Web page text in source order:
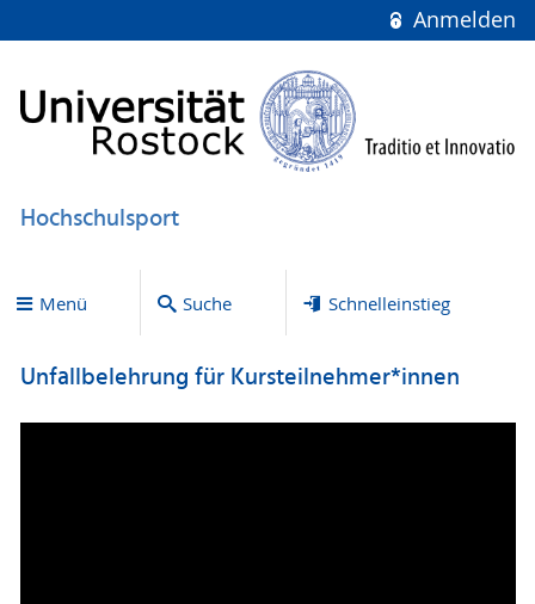
Anmelden
Hochschulsport
Menü Suche Schnelleinstieg
Unfallbelehrung für Kursteilnehmer*innen